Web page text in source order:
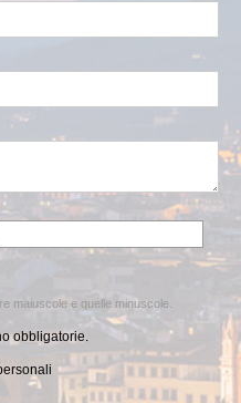
maiuscole e quelle minuscole.
obbligatorie.